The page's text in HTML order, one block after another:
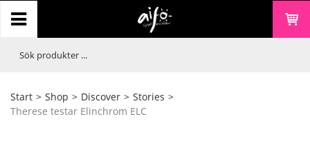
Start > Shop > Discover > Stories >
Therese testar Elinchrom ELC